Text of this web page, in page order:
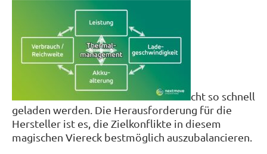
cht so schnell
geladen werden. Die Herausforderung für die
Hersteller ist es, die Zielkonflikte in diesem
magischen Viereck bestmöglich auszubalancieren.